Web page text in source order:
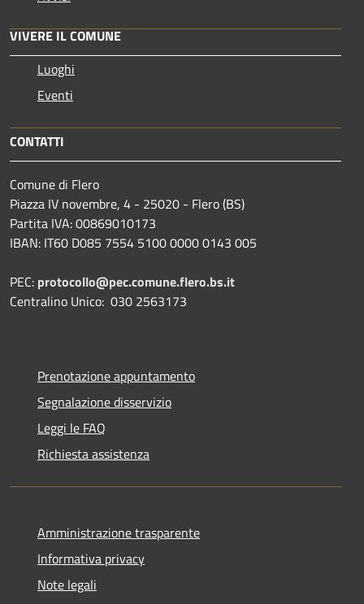
VIVERE IL COMUNE
Luoghi
Eventi
CONTATTI
Comune di Flero
Piazza IV novembre, 4 - 25020 - Flero (BS)
Partita IVA: 00869010173
IBAN: IT60 D085 7554 5100 0000 0143 005
PEC: protocollo@pec.comune.flero.bs.it
Centralino Unico: 030 2563173
Prenotazione appuntamento
Segnalazione disservizio
Leggi le FAQ
Richiesta assistenza
Amministrazione trasparente
Informativa privacy
Note legali